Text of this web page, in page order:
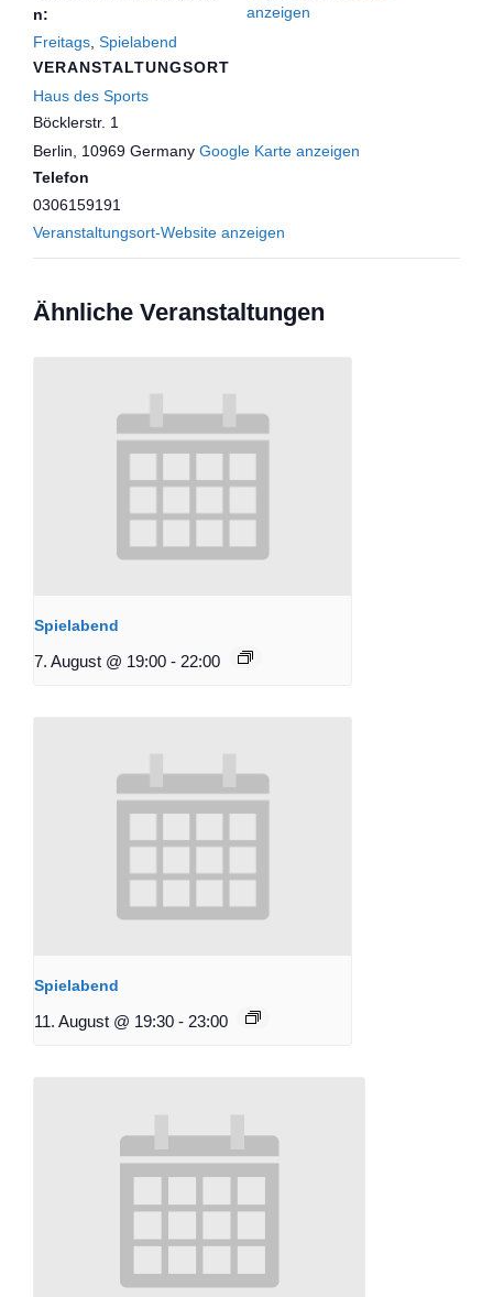
n:
Freitags Spielabend
VERANSTALTUNGSORT
Haus des Sports
Böcklerstr. 1
Berlin
10969 Germany Google Karte anzeigen
Telefon
0306159191
Veranstaltungsort-Website anzeigen
anzeigen
Ähnliche Veranstaltungen
Spielabend
7. August @ 19:00 - 22:00
Spielabend
11. August @ 19:30 - 23:00